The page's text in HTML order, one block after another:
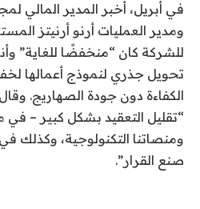
في أبريل، أخبر المدير المالي
ومدير العمليات أرنو أرنيتز
للشركة كان “منخفضًا للغاية”
تحويل جذري لنموذج أعمالها
الكفاءة دون جودة الصهاريج.
“تقليل التعقيد بشكل كبير – في
ومنصاتنا التكنولوجية، وكذلك
صنع القرار”.